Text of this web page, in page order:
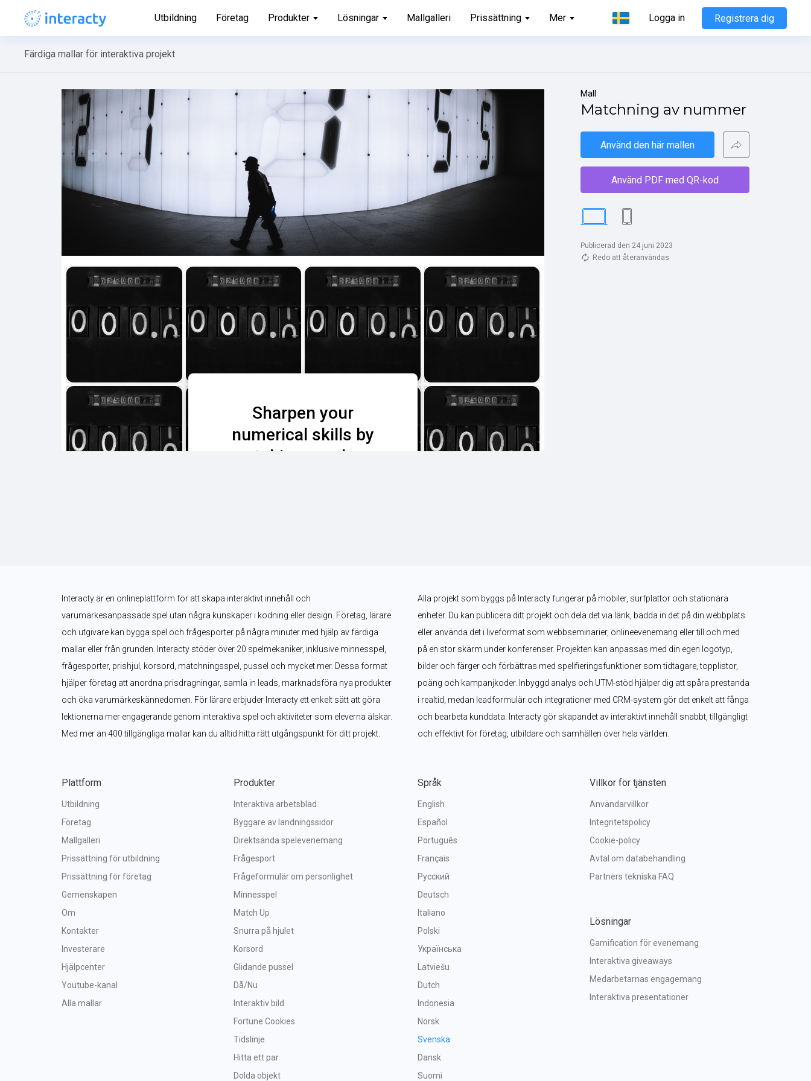
Utbildning Företag Produkter Lösningar Mallgalleri Prissättning Mer Logga in Registrera dig
Färdiga mallar för interaktiva projekt
Mall
Matchning av nummer
Använd den här mallen
Använd PDF med QR-kod
Publicerad den 24 juni 2023
Redo att återanvändas
Interacty är en onlineplattform för att skapa interaktivt innehåll och
varumärkesanpassade spel utan några kunskaper i kodning eller design. Företag, lärare
och utgivare kan bygga spel och frågesporter på några minuter med hjälp av färdiga
mallar eller från grunden. Interacty stöder över 20 spelmekaniker, inklusive minnesspel,
frågesporter, prishjul, korsord, matchningsspel, pussel och mycket mer. Dessa format
hjälper företag att anordna prisdragningar, samla in leads, marknadsföra nya produkter
och öka varumärkeskännedomen. För lärare erbjuder Interacty ett enkelt sätt att göra
lektionerna mer engagerande genom interaktiva spel och aktiviteter som eleverna älskar.
Med mer än 400 tillgängliga mallar kan du alltid hitta rätt utgångspunkt för ditt projekt.
Alla projekt som byggs på Interacty fungerar på mobiler, surfplattor och stationära
enheter. Du kan publicera ditt projekt och dela det via länk, bädda in det på din webbplats
eller använda det i liveformat som webbseminarier, onlineevenemang eller till och med
på en stor skärm under konferenser. Projekten kan anpassas med din egen logotyp,
bilder och färger och förbättras med spelifieringsfunktioner som tidtagare, topplistor,
poäng och kampanjkoder. Inbyggd analys och UTM-stöd hjälper dig att spåra prestanda
i realtid, medan leadformulär och integrationer med CRM-system gör det enkelt att fånga
och bearbeta kunddata. Interacty gör skapandet av interaktivt innehåll snabbt, tillgängligt
och effektivt för företag, utbildare och samhällen över hela världen.
Plattform
Utbildning
Företag
Mallgalleri
Prissättning för utbildning
Prissättning för företag
Gemenskapen
Om
Kontakter
Investerare
Hjälpcenter
Youtube-kanal
Alla mallar
Produkter
Interaktiva arbetsblad
Byggare av landningssidor
Direktsända spelevenemang
Frågesport
Frågeformulär om personlighet
Minnesspel
Match Up
Snurra på hjulet
Korsord
Glidande pussel
Då/Nu
Interaktiv bild
Fortune Cookies
Tidslinje
Hitta ett par
Dolda objekt
Språk
English
Español
Português
Français
Русский
Deutsch
Italiano
Polski
Українська
Latviešu
Dutch
Indonesia
Norsk
Svenska
Dansk
Suomi
Villkor för tjänsten
Användarvillkor
Integritetspolicy
Cookie-policy
Avtal om databehandling
Partners tekniska FAQ
Lösningar
Gamification för evenemang
Interaktiva giveaways
Medarbetarnas engagemang
Interaktiva presentationer